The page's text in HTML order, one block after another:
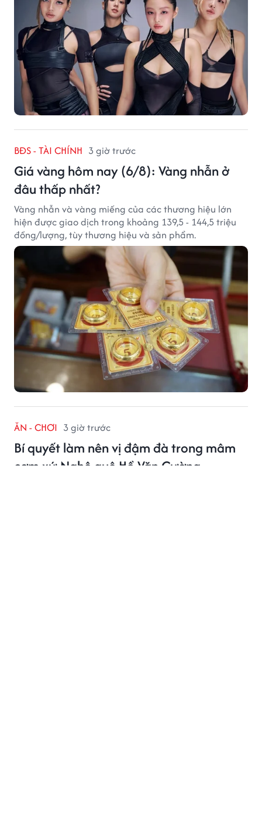
BĐS - TÀI CHÍNH 3 giờ trước
Giá vàng hôm nay (6/8): Vàng nhẫn ở
đâu thấp nhất?
Vàng nhẫn và vàng miếng của các thương hiệu lớn
hiện được giao dịch trong khoảng 139,5 - 144,5 triệu
đồng/lượng, tùy thương hiệu và sản phẩm.
ĂN - CHƠI 3 giờ trước
Bí quyết làm nên vị đậm đà trong mâm
cơm xứ Nghệ quê Hồ Văn Cường